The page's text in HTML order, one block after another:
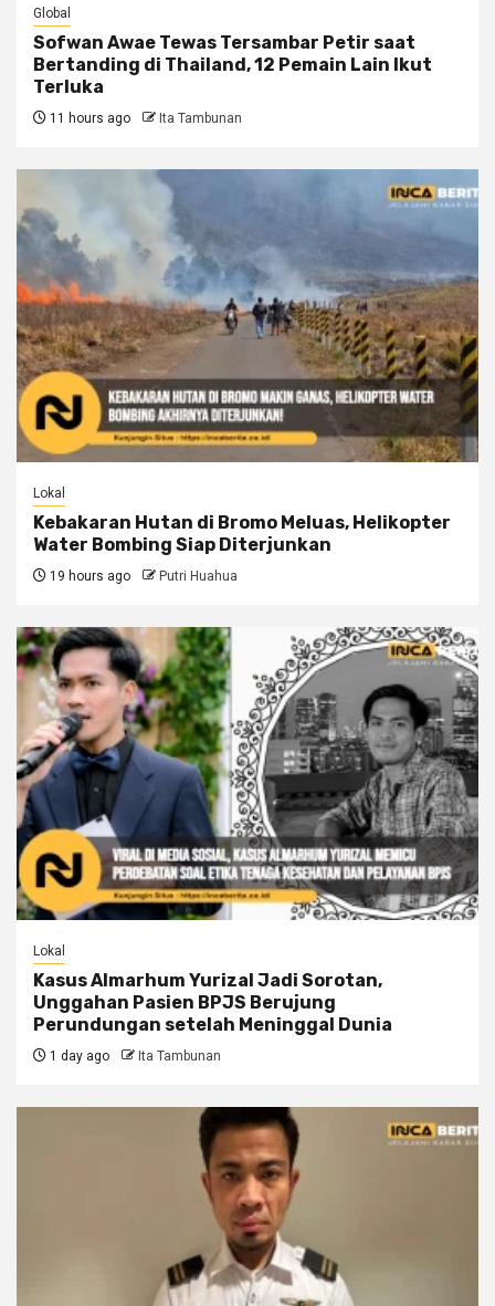
Global
Sofwan Awae Tewas Tersambar Petir saat
Bertanding di Thailand, 12 Pemain Lain Ikut
Terluka
11 hours ago Ita Tambunan
Lokal
Kebakaran Hutan di Bromo Meluas, Helikopter
Water Bombing Siap Diterjunkan
19 hours ago Putri Huahua
Lokal
Kasus Almarhum Yurizal Jadi Sorotan,
Unggahan Pasien BPJS Berujung
Perundungan setelah Meninggal Dunia
1 day ago Ita Tambunan